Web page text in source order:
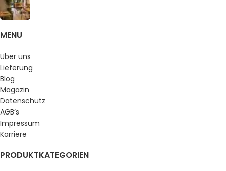
MENU
Über uns
Lieferung
Blog
Magazin
Datenschutz
AGB’s
Impressum
Karriere
PRODUKTKATEGORIEN